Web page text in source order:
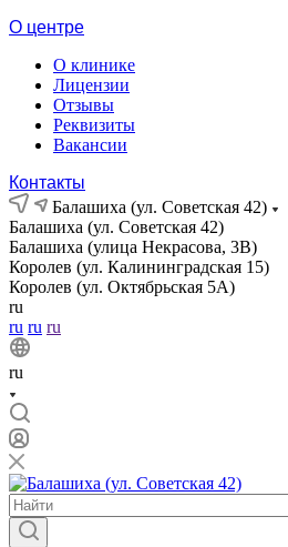
О центре
О клинике
Лицензии
Отзывы
Реквизиты
Вакансии
Контакты
Балашиха (ул. Советская 42)
Балашиха (ул. Советская 42)
Балашиха (улица Некрасова, 3В)
Королев (ул. Калининградская 15)
Королев (ул. Октябрьская 5А)
ru
ru ru ru
ru